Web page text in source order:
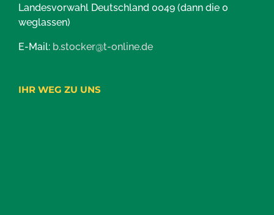
Landesvorwahl Deutschland 0049 (dann die 0
weglassen)
E-Mail: b.stocker@t-online.de
IHR WEG ZU UNS